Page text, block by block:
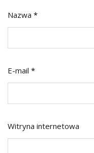
Nazwa *
E-mail *
Witryna internetowa